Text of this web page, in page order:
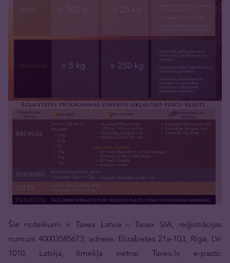
Šie noteikumi ir Tavex Latvia – Tavex SIA, reģistrācijas
numurs 40003585673, adrese: Elizabetes 21a-103, Rīga, LV-
1010, Latvija, tīmekļa vietne: Tavex.lv, e-pasts: